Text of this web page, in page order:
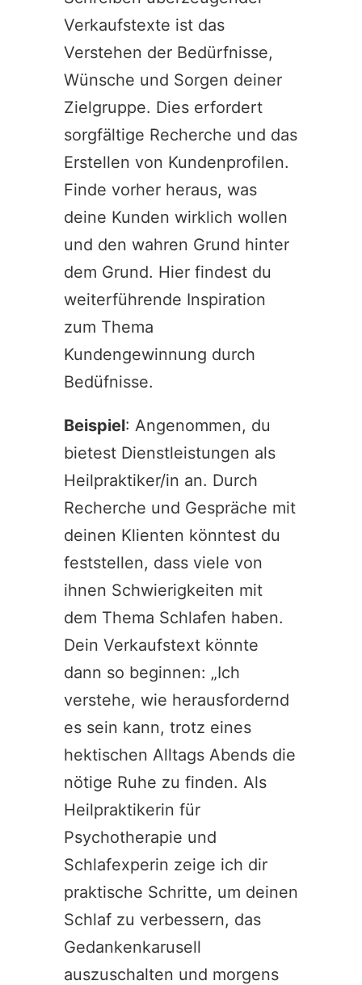
Verkaufstexte ist das
Verstehen der Bedürfnisse,
Wünsche und Sorgen deiner
Zielgruppe. Dies erfordert
sorgfältige Recherche und das
Erstellen von Kundenprofilen.
Finde vorher heraus, was
deine Kunden wirklich wollen
und den wahren Grund hinter
dem Grund. Hier findest du
weiterführende Inspiration
zum Thema
Kundengewinnung durch
Bedüfnisse.
Beispiel: Angenommen, du
bietest Dienstleistungen als
Heilpraktiker/in an. Durch
Recherche und Gespräche mit
deinen Klienten könntest du
feststellen, dass viele von
ihnen Schwierigkeiten mit
dem Thema Schlafen haben.
Dein Verkaufstext könnte
dann so beginnen: „Ich
verstehe, wie herausfordernd
es sein kann, trotz eines
hektischen Alltags Abends die
nötige Ruhe zu finden. Als
Heilpraktikerin für
Psychotherapie und
Schlafexperin zeige ich dir
praktische Schritte, um deinen
Schlaf zu verbessern, das
Gedankenkarusell
auszuschalten und morgens